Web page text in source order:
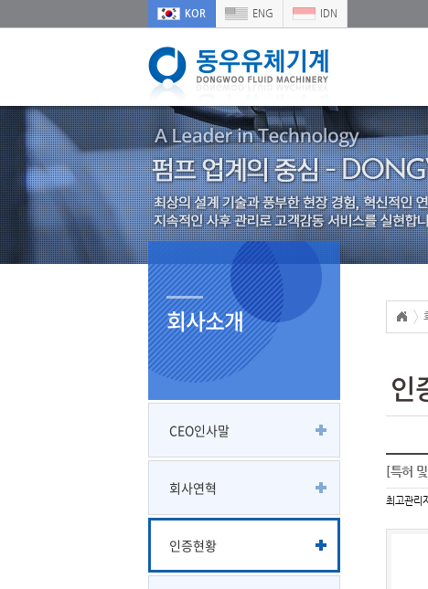
KOR ENG IDN
회사소개
CEO인사말
회사연혁
인증현황
인
[특허
최고관리